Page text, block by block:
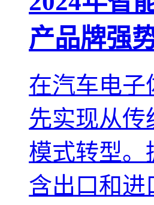
产品牌强
在汽车电子
先实现从传
模式转型。
含出口和进